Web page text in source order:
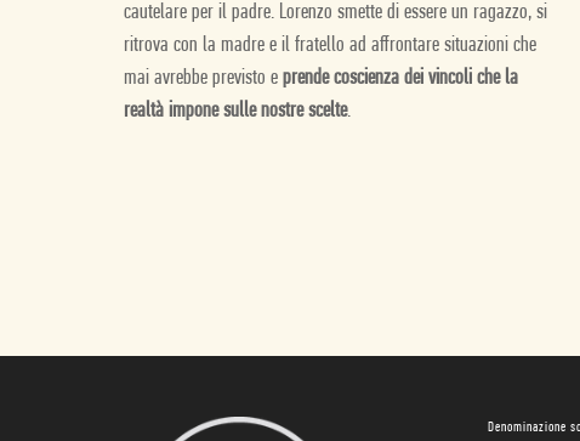
cautelare per il padre. Lorenzo smette di essere un ragazzo, si
ritrova con la madre e il fratello ad affrontare situazioni che
mai avrebbe previsto e prende coscienza dei vincoli che la
realtà impone sulle nostre scelte.
Denominazione